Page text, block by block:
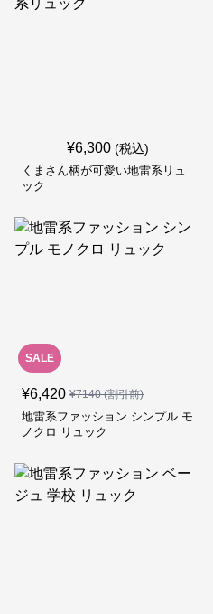
¥6,300 (税込)
くまさん柄が可愛い地雷系リュ
ック
SALE
¥6,420 ¥7140(割引前)
地雷系ファッション シンプル モ
ノクロ リュック